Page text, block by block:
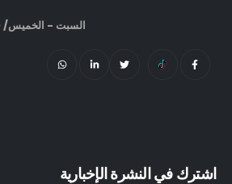
ر.س
السبت - الخميس/ 9:00 صباحًا - 11:30 مساءً
اشترك في النشرة الإخبارية